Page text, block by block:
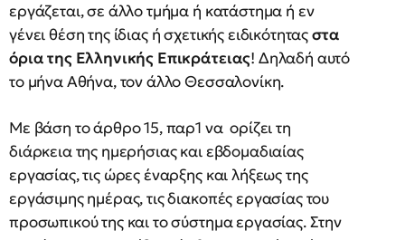
εργάζεται, σε άλλο τμήμα ή κατάστημα ή εν
γένει θέση της ίδιας ή σχετικής ειδικότηταςστα
όρια της Ελληνικής Επικράτειας! Δηλαδή αυτό
το μήνα Αθήνα, τον άλλο Θεσσαλονίκη.
Με βάση το άρθρο 15, παρ1 να ορίζει τη
διάρκεια της ημερήσιας και εβδομαδιαίας
εργασίας, τις ώρες έναρξης και λήξεως της
εργάσιμης ημέρας, τις διακοπές εργασίας του
προσωπικού της και το σύστημα εργασίας. Στην